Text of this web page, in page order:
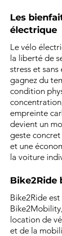
Les
électrique
Le vélo
la liberté de
stress et
gagnez du
condition
empreinte
devient un
geste
et une
la voiture
Bike2Ride
Bike2Ride
location de
et de la